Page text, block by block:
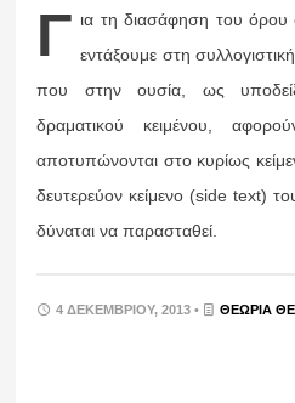
Γ ια τη διασάφηση του όρου
εντάξουμε στη
που στην ουσία, ως
δραματικού κειμένου,
αποτυπώνονται στο κυρίως
δευτερεύον κείμενο (side text)
δύναται να παρασταθεί.
4 ΔΕΚΕΜΒΡΊΟΥ, 2013 • ΘΕΩΡΊΑ